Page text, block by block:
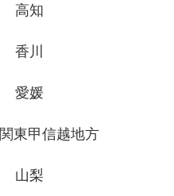
高知
香川
愛媛
関東甲信越地方
山梨